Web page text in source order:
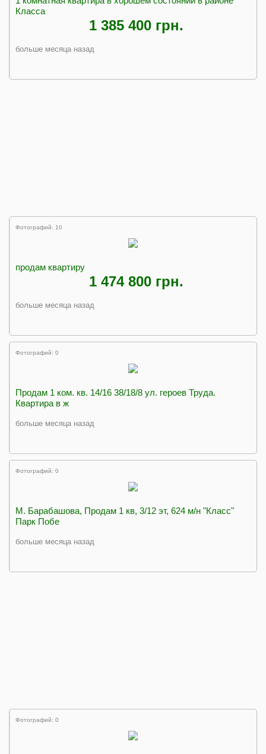
Класса
1 385 400 грн.
больше месяца назад
Фотографий: 10
продам квартиру
1 474 800 грн.
больше месяца назад
Фотографий: 0
Продам 1 ком. кв. 14/16 38/18/8 ул. героев Труда.
Квартира в ж
больше месяца назад
Фотографий: 0
М. Барабашова, Продам 1 кв, 3/12 эт, 624 м/н "Класс"
Парк Побе
больше месяца назад
Фотографий: 0